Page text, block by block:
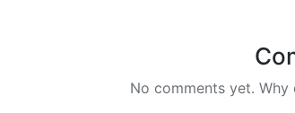
No comments yet. Why